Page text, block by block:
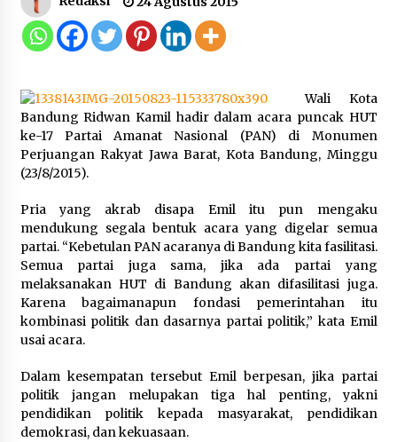
Gebyar Lomba 17 Agustus RSUD
Tigaraksa, Semarakkan HUT RI
dengan Nuansa Kebersamaan
Pemanfaatan Limbah Galon Bekas,
Lapas Banjar Tanam 200 Pohon
Pangan
7 Agustus 2026
Tagihan Air Tanpa Pemakaian,
Terungkap Ada Transisi Panjang
Pengelolaan , Perumdam TKR
Didesak Transparan
Sarana PAUD Diperkuat, Tangsel
Dorong Angka Partisipasi Sekolah
Wali Kota
Bandung Ridwan Kamil hadir dalam acara puncak HUT
ke-17 Partai Amanat Nasional (PAN) di Monumen
Perjuangan Rakyat Jawa Barat, Kota Bandung, Minggu
(23/8/2015).
Pria yang akrab disapa Emil itu pun mengaku
mendukung segala bentuk acara yang digelar semua
partai. “Kebetulan PAN acaranya di Bandung kita fasilitasi.
Semua partai juga sama, jika ada partai yang
melaksanakan HUT di Bandung akan difasilitasi juga.
Karena bagaimanapun fondasi pemerintahan itu
kombinasi politik dan dasarnya partai politik,” kata Emil
usai acara.
Dalam kesempatan tersebut Emil berpesan, jika partai
politik jangan melupakan tiga hal penting, yakni
pendidikan politik kepada masyarakat, pendidikan
demokrasi, dan kekuasaan.